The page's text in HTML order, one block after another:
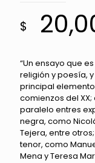
$
“Un ensayo que
religión y poesía,
principal
comienzos del
paralelo entres
negra, como
Tejera, entre
tenor, como
Mena y Teresa